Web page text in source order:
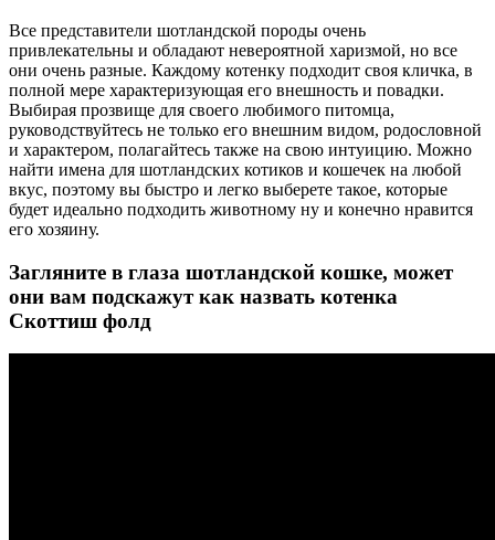
Все представители шотландской породы очень
привлекательны и обладают невероятной харизмой, но все
они очень разные. Каждому котенку подходит своя кличка, в
полной мере характеризующая его внешность и повадки.
Выбирая прозвище для своего любимого питомца,
руководствуйтесь не только его внешним видом, родословной
и характером, полагайтесь также на свою интуицию. Можно
найти имена для шотландских котиков и кошечек на любой
вкус, поэтому вы быстро и легко выберете такое, которые
будет идеально подходить животному ну и конечно нравится
его хозяину.
Загляните в глаза шотландской кошке, может
они вам подскажут как назвать котенка
Скоттиш фолд